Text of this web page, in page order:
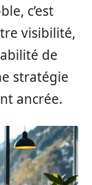
c’est
visibilité,
de
stratégie
ancrée.